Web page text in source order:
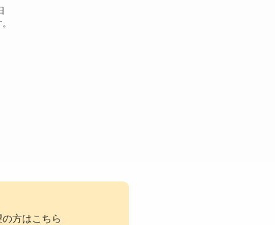
方はこちら